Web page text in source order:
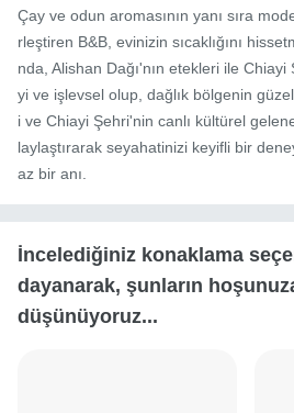
Çay ve odun aromasının yanı sıra
rleştiren B&B, evinizin sıcaklığını
nda, Alishan Dağı'nın etekleri ile
yi ve işlevsel olup, dağlık bölgenin
i ve Chiayi Şehri'nin canlı kültürel
laylaştırarak seyahatinizi keyifli bir
az bir anı.
İncelediğiniz konaklama
dayanarak, şunların
düşünüyoruz...